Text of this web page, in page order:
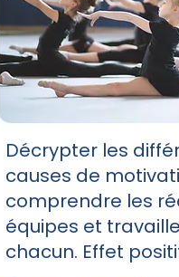
Décrypter les
causes de
comprendre les
équipes et
chacun. Effet